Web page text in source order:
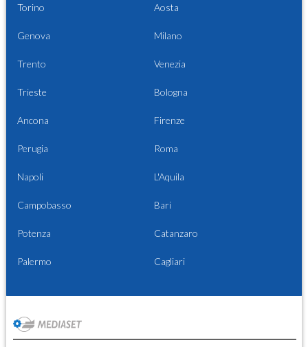
Torino Aosta
Genova Milano
Trento Venezia
Trieste Bologna
Ancona Firenze
Perugia Roma
Napoli L'Aquila
Campobasso Bari
Potenza Catanzaro
Palermo Cagliari